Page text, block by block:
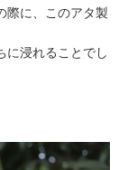
際に、このアタ製
に浸れることでし